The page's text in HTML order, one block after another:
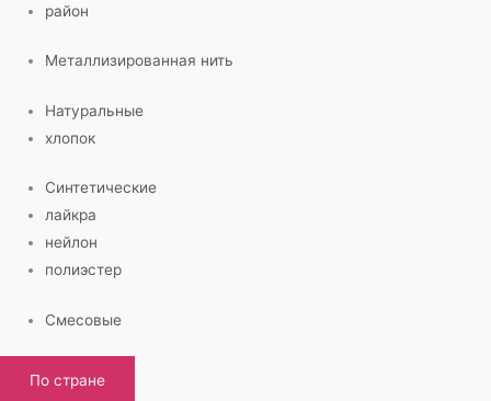
район
Металлизированная нить
Натуральные
хлопок
Синтетические
лайкра
нейлон
полиэстер
Смесовые
По стране